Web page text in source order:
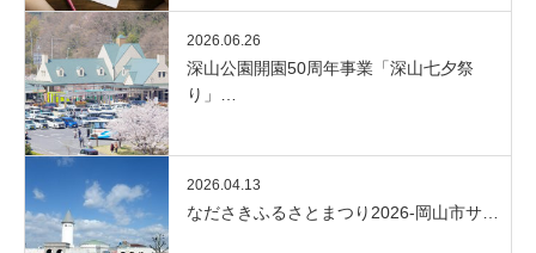
2026.06.26
深山公園開園50周年事業「深山七夕祭
り」…
2026.04.13
なださきふるさとまつり2026-岡山市サ…